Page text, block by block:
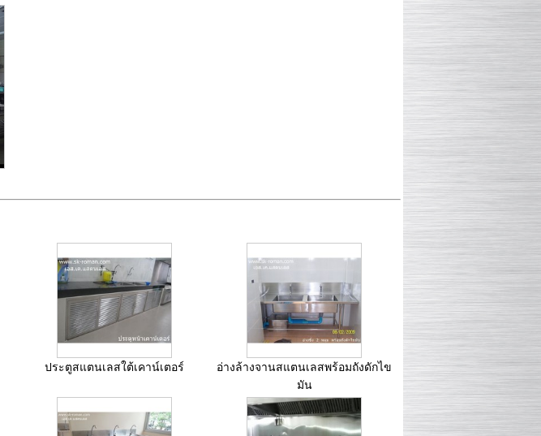
ประตูสแตนเลสใต้เคาน์เตอร์
อ่างล้างจานสแตนเลสพร้อมถังดักไข
มัน